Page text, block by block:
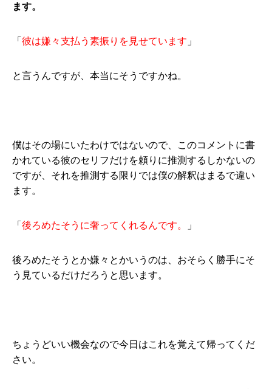
ます。
「 彼は嫌々支払う素振りを見せています 」
と言うんですが、本当にそうですかね。
僕はその場にいたわけではないので、このコメントに書
かれている彼のセリフだけを頼りに推測するしかないの
ですが、それを推測する限りでは僕の解釈はまるで違い
ます。
「 後ろめたそうに奢ってくれるんです。 」
後ろめたそうとか嫌々とかいうのは、おそらく勝手にそ
う見ているだけだろうと思います。
ちょうどいい機会なので今日はこれを覚えて帰ってくだ
さい。